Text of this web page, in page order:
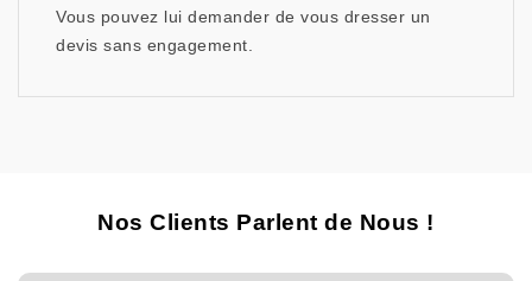
Vous pouvez lui demander de vous dresser un
devis sans engagement.
Nos Clients Parlent de Nous !